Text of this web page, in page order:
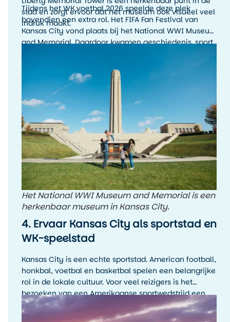
stad en zorgt ervoor dat het museum ook visueel veel
indruk maakt.
Tijdens het WK voetbal 2026 speelde deze plek
bovendien een extra rol. Het FIFA Fan Festival van
Kansas City vond plaats bij het National WWI Museum
and Memorial. Daardoor kwamen geschiedenis, sport
Het National WWI Museum and Memorial is een
herkenbaar museum in Kansas City.
4. Ervaar Kansas City als sportstad en
WK-speelstad
Kansas City is een echte sportstad. American football,
honkbal, voetbal en basketbal spelen een belangrijke
rol in de lokale cultuur. Voor veel reizigers is het
bezoeken van een Amerikaanse sportwedstrijd een
hoogtepunt van de reis, zelfs als je de sport zelf niet
wekelijks volgt.